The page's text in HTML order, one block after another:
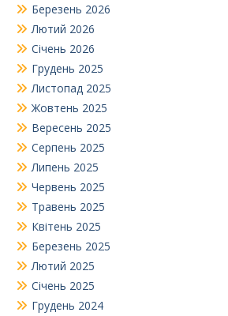
Березень 2026
Лютий 2026
Січень 2026
Грудень 2025
Листопад 2025
Жовтень 2025
Вересень 2025
Серпень 2025
Липень 2025
Червень 2025
Травень 2025
Квітень 2025
Березень 2025
Лютий 2025
Січень 2025
Грудень 2024